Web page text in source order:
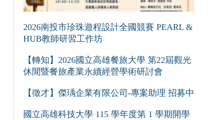
2026南投市珍珠遊程設計全國競賽 PEARL &
HUB教師研習工作坊
【轉知】2026國立高雄餐旅大學 第22屆觀光
休閒暨餐旅產業永續經營學術研討會
【徵才】傑瑀企業有限公司-專案助理 招募中
國立高雄科技大學 115 學年度第 1 學期開學